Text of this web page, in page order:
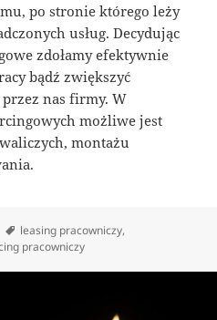
po stronie którego leży
usług. Decydując
zdołamy efektywnie
bądź zwiększyć
nas firmy. W
możliwe jest
montażu
Tagi
leasing pracowniczy,
pracowniczy